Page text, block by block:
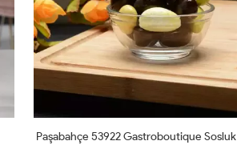
Paşabahçe 53922 Gastroboutique Sosluk